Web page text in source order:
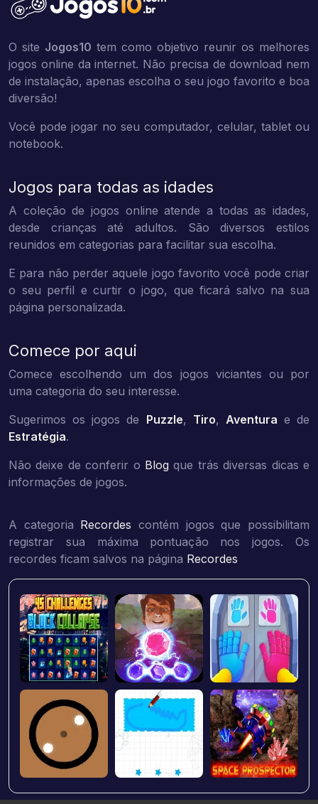
O site Jogos10 tem como objetivo reunir os melhores
jogos online da internet. Não precisa de download nem
de instalação, apenas escolha o seu jogo favorito e boa
diversão!
Você pode jogar no seu computador, celular, tablet ou
notebook.
Jogos para todas as idades
A coleção de jogos online atende a todas as idades,
desde crianças até adultos. São diversos estilos
reunidos em categorias para facilitar sua escolha.
E para não perder aquele jogo favorito você pode criar
o seu perfil e curtir o jogo, que ficará salvo na sua
página personalizada.
Comece por aqui
Comece escolhendo um dos jogos viciantes ou por
uma categoria do seu interesse.
Sugerimos os jogos de Puzzle, Tiro, Aventura e de
Estratégia.
Não deixe de conferir o Blog que trás diversas dicas e
informações de jogos.
A categoria Recordes contém jogos que possibilitam
registrar sua máxima pontuação nos jogos. Os
recordes ficam salvos na página Recordes